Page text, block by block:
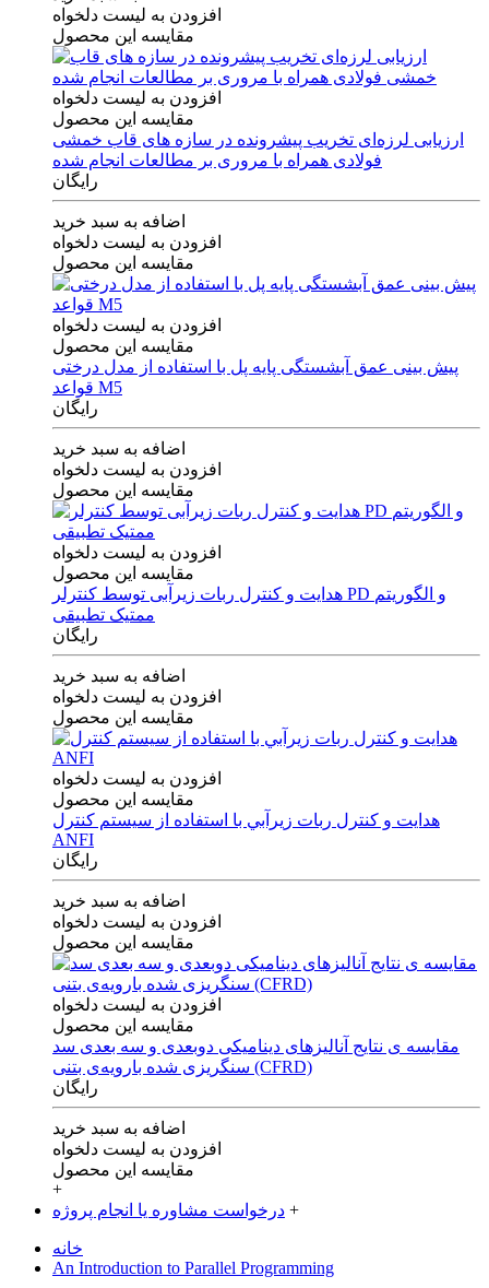
افزودن به لیست دلخواه
مقایسه این محصول
افزودن به لیست دلخواه
مقایسه این محصول
ارزیابی لرزه‌ای تخریب پیشرونده در سازه های قاب خمشی
فولادی همراه با مروری بر مطالعات انجام شده
رایگان
اضافه به سبد خرید
افزودن به لیست دلخواه
مقایسه این محصول
افزودن به لیست دلخواه
مقایسه این محصول
پیش بینی عمق آبشستگی پایه پل با استفاده از مدل درختی
قواعد M5
رایگان
اضافه به سبد خرید
افزودن به لیست دلخواه
مقایسه این محصول
افزودن به لیست دلخواه
مقایسه این محصول
هدایت و کنترل ربات زیرآبی توسط کنترلر PD و الگوریتم
ممتیک تطبیقی
رایگان
اضافه به سبد خرید
افزودن به لیست دلخواه
مقایسه این محصول
افزودن به لیست دلخواه
مقایسه این محصول
هدايت و كنترل ربات زيرآبي با استفاده از سيستم كنترل
ANFI
رایگان
اضافه به سبد خرید
افزودن به لیست دلخواه
مقایسه این محصول
افزودن به لیست دلخواه
مقایسه این محصول
مقایسه ی‌ نتایج آنالیزهای‌ دینامیکی‌ دوبعدی‌ و‌ سه بعدی‌ سد
سنگریزی‌ شده با‌رویه‌ی‌ بتنی‌ (CFRD)
رایگان
اضافه به سبد خرید
افزودن به لیست دلخواه
مقایسه این محصول
+
درخواست مشاوره یا انجام پروژه +
خانه
An Introduction to Parallel Programming